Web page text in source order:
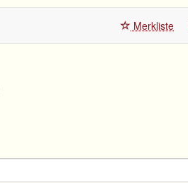
Merkliste